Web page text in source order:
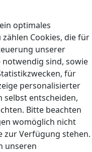
optimales
Cookies, die für
unserer
sind, sowie
für
personalisierter
selbst entscheiden,
Bitte beachten
womöglich nicht
zur Verfügung stehen.
unseren